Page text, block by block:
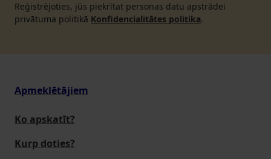
Reģistrējoties, jūs piekrītat personas datu apstrādei
privātuma politikā Konfidencialitātes politika.
Apmeklētājiem
Ko apskatīt?
Kurp doties?